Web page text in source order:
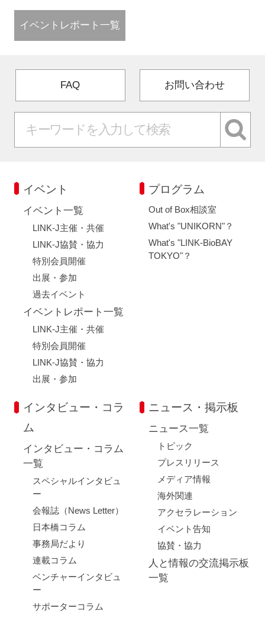
イベントレポート一覧
FAQ お問い合わせ
イベント
イベント一覧
LINK-J主催・共催
LINK-J協賛・協力
特別会員開催
出展・参加
過去イベント
イベントレポート一覧
LINK-J主催・共催
特別会員開催
LINK-J協賛・協力
出展・参加
プログラム
Out of Box相談室
What's "UNIKORN"？
What's "LINK-BioBAY
TOKYO"？
インタビュー・コラ
ム
インタビュー・コラム
一覧
スペシャルインタビュ
ー
会報誌（News Letter）
日本橋コラム
事務局だより
連載コラム
ベンチャーインタビュ
ー
サポーターコラム
ニュース・掲示板
ニュース一覧
トピック
プレスリリース
メディア情報
海外関連
アクセラレーション
イベント告知
協賛・協力
人と情報の交流掲示板
一覧